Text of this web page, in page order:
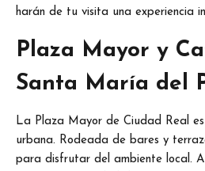
harán de tu visita una experiencia
Plaza Mayor y
Santa María del
La Plaza Mayor de Ciudad Real
urbana. Rodeada de bares y
para disfrutar del ambiente local.